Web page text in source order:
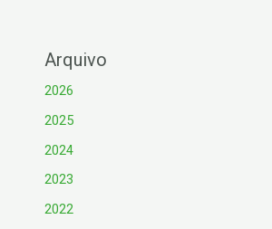
Arquivo
2026
2025
2024
2023
2022